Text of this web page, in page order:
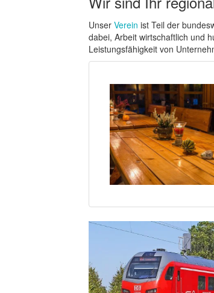
Unser Verein ist Teil der
dabei, Arbeit wirtschaftlich und
Leistungsfähigkeit von